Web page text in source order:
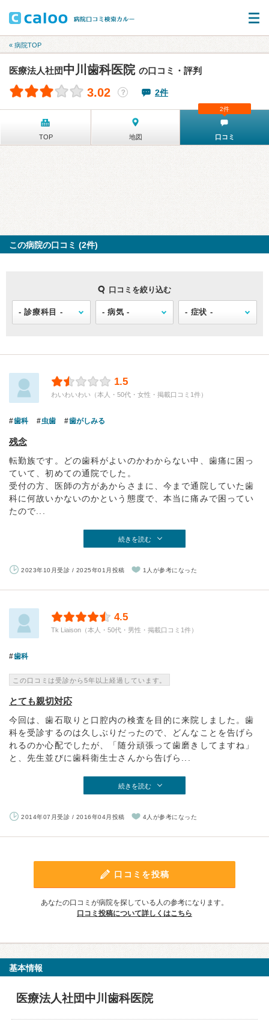
« 病院TOP
医療法人社団中川歯科医院 の口コミ・評判
3.02 ？ 2件
TOP 地図 口コミ
2件
この病院の口コミ (2件)
口コミを絞り込む
1.5
わいわいわい（本人・50代・女性・掲載口コミ1件）
歯科 虫歯 歯がしみる
残念
転勤族です。どの歯科がよいのかわからない中、歯痛に困っ
ていて、初めての通院でした。
受付の方、医師の方があからさまに、今まで通院していた歯
科に何故いかないのかという態度で、本当に痛みで困ってい
たので...
続きを読む
2023年10月受診 / 2025年01月投稿 1人が参考になった
4.5
Tk Liaison（本人・50代・男性・掲載口コミ1件）
歯科
この口コミは受診から5年以上経過しています。
とても親切対応
今回は、歯石取りと口腔内の検査を目的に来院しました。歯
科を受診するのは久しぶりだったので、どんなことを告げら
れるのか心配でしたが、「随分頑張って歯磨きしてますね」
と、先生並びに歯科衛生士さんから告げら...
続きを読む
2014年07月受診 / 2016年04月投稿 4人が参考になった
口コミを投稿
あなたの口コミが病院を探している人の参考になります。
口コミ投稿について詳しくはこちら
基本情報
医療法人社団中川歯科医院